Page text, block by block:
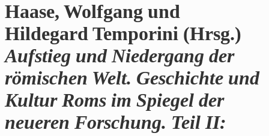
Haase, Wolfgang und
Hildegard Temporini (Hrsg.)
Aufstieg und Niedergang der
römischen Welt. Geschichte und
Kultur Roms im Spiegel der
neueren Forschung. Teil II: